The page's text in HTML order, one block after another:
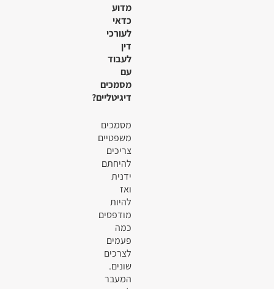
מדוע
כדאי
לעורכי
דין
לעבוד
עם
מסמכים
דיגיטליים?
מסמכים
משפטיים
צריכים
להיחתם
ידנית
ואז
להיות
מודפסים
כמה
פעמים
לצרכים
שונים.
המעבר